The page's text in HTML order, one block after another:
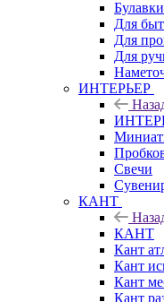
Булавки
Для
Для
Для
ИНТЕРЬЕР
Свечи
КАНТ
КАНТ
Кант
Кант
Кант
Кант